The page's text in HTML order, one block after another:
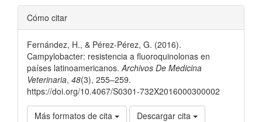
Detalles
del
artículo
Cómo citar
Fernández, H., & Pérez-Pérez, G. (2016).
Campylobacter: resistencia a fluoroquinolonas en
países latinoamericanos. Archivos De Medicina
Veterinaria, 48(3), 255–259.
https://doi.org/10.4067/S0301-732X2016000300002
Más formatos de cita Descargar cita